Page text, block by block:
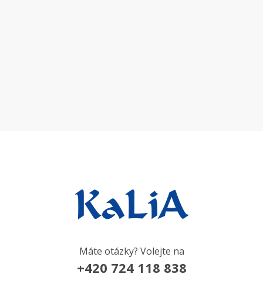
Máte otázky? Volejte na
+420 724 118 838